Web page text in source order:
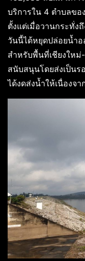
บริการใน 4 ตำบลขอ
ตั้งแต่เมื่อวานกระทั่ง
วันนี้ได้หยุดปล่อยน้ำ
สำหรับพื้นที่เชียงให
สนับสนุนโดยส่งเป็นร
ได้งดส่งน้ำให้เนื่องจ